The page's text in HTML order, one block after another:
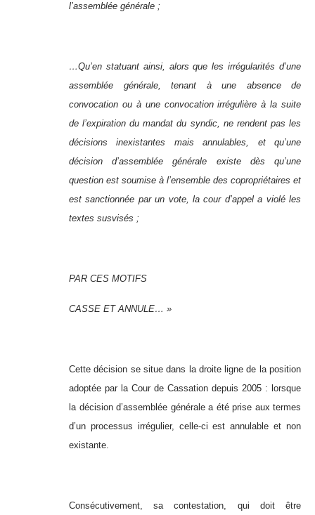
l’assemblée générale ;
…Qu’en statuant ainsi, alors que les irrégularités d’une
assemblée générale, tenant à une absence de
convocation ou à une convocation irrégulière à la suite
de l’expiration du mandat du syndic, ne rendent pas les
décisions inexistantes mais annulables, et qu’une
décision d’assemblée générale existe dès qu’une
question est soumise à l’ensemble des copropriétaires et
est sanctionnée par un vote, la cour d’appel a violé les
textes susvisés ;
PAR CES MOTIFS
CASSE ET ANNULE… »
Cette décision se situe dans la droite ligne de la position
adoptée par la Cour de Cassation depuis 2005 : lorsque
la décision d’assemblée générale a été prise aux termes
d’un processus irrégulier, celle-ci est annulable et non
existante.
Consécutivement, sa contestation, qui doit être